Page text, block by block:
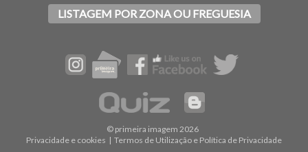
LISTAGEM POR ZONA OU FREGUESIA
© primeira imagem 2026
Privacidade e cookies | Termos de Utilização e Política de Privacidade